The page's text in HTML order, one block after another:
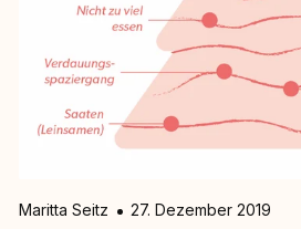
Maritta Seitz 27. Dezember 2019